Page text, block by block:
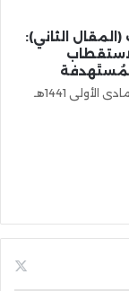
(المقال الثاني):
الثلاثاء 5 جمادى الأولى 1441هـ